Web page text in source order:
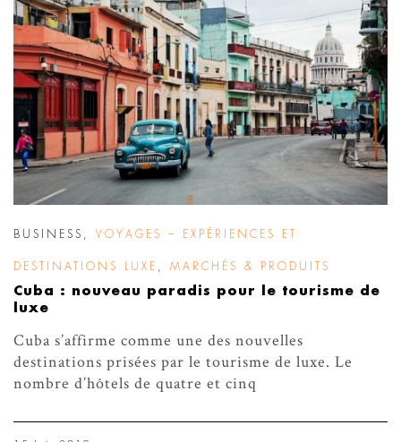
BUSINESS VOYAGES – EXPÉRIENCES ET
DESTINATIONS LUXE MARCHÉS & PRODUITS
Cuba : nouveau paradis pour le tourisme de
luxe
Cuba s’affirme comme une des nouvelles
destinations prisées par le tourisme de luxe. Le
nombre d’hôtels de quatre et cinq